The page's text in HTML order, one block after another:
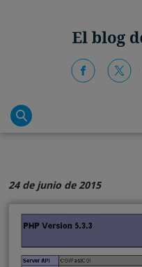
24 de junio de 2015